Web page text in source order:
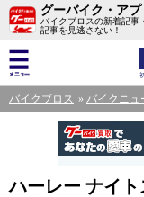
グーバイク・アプ
バイクブロスの新着記事
記事を見逃さない！
バイクブロス バイクニュ
ハーレー ナイ